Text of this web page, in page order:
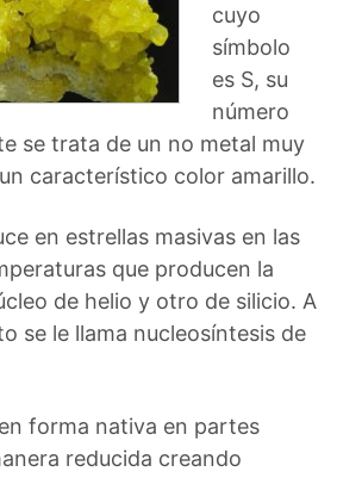
cuyo
símbolo
es S, su
número
se trata de un no metal muy
característico color amarillo.
en estrellas masivas en las
que producen la
de helio y otro de silicio. A
se le llama nucleosíntesis de
forma nativa en partes
reducida creando